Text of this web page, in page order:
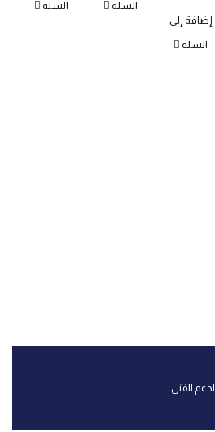
الفني
إضافة إلى
السلة
السلة
السلة